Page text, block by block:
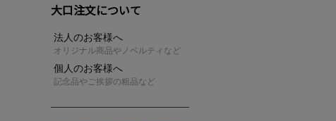
大口注文について
法人のお客様へ
オリジナル商品やノベルティなど
個人のお客様へ
記念品やご挨拶の粗品など